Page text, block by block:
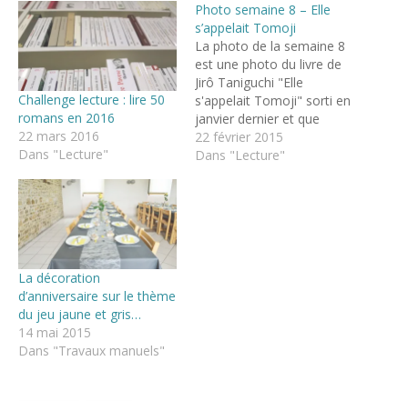
Challenge lecture : lire 50
romans en 2016
22 mars 2016
Dans "Lecture"
Photo semaine 8 – Elle
s’appelait Tomoji
La photo de la semaine 8
est une photo du livre de
Jirô Taniguchi "Elle
s'appelait Tomoji" sorti en
janvier dernier et que
Papalou à acheté cette
semaine. Nous l'avons
22 février 2015
Dans "Lecture"
La décoration
d’anniversaire sur le thème
du jeu jaune et gris…
14 mai 2015
Dans "Travaux manuels"